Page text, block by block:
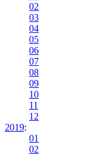
02
03
04
05
06
07
08
09
10
11
12
2019:
01
02